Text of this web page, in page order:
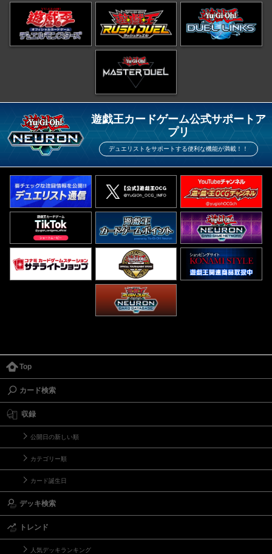
遊戯王カードゲーム公式サポートア
プリ
デュエリストをサポートする便利な機能が満載！！
Top
カード検索
収録
公開日の新しい順
カテゴリー順
カード誕生日
デッキ検索
トレンド
人気デッキランキング